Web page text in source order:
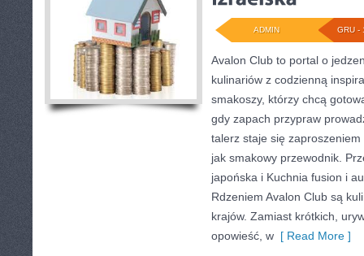
GRU -
ADMIN
Avalon Club to portal o
kulinariów z codzienną
smakoszy, którzy chcą
gdy zapach przypraw
talerz staje się
jak smakowy przewodnik.
japońska i Kuchnia fusion i
Rdzeniem Avalon Club są
krajów. Zamiast krótkich,
opowieść, w [ Read More ]